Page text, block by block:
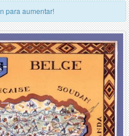
para aumentar!